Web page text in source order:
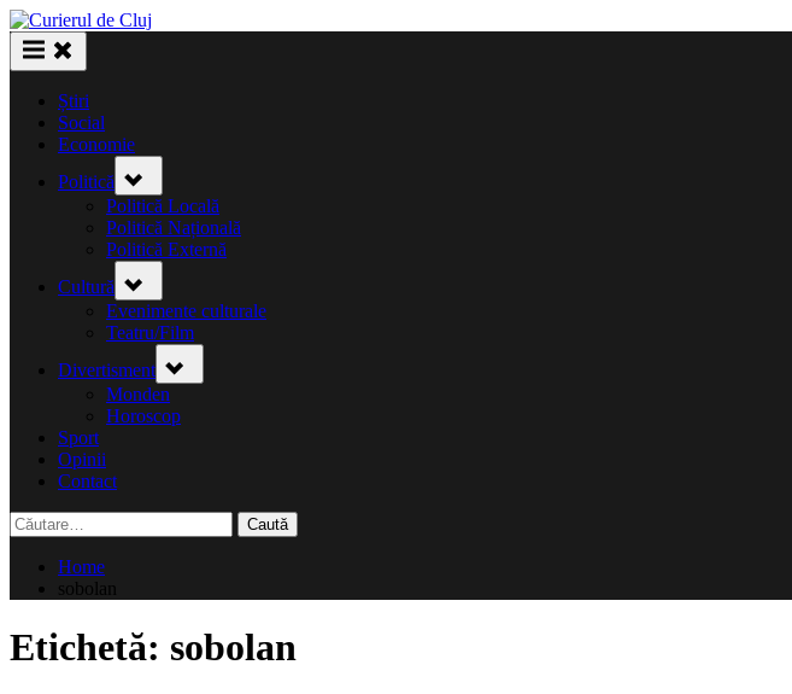
Skip
to
content
Știri
Social
Economie
Politică
sub-
menu
Politică Locală
Politică Națională
Politică Externă
Cultură
sub-
menu
Evenimente culturale
Teatru/Film
Divertisment sub-
menu
Monden
Horoscop
Sport
Opinii
Contact
Caută
după:
Home
sobolan
Etichetă: sobolan